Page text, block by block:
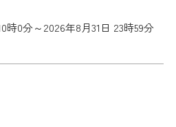
時0分～2026年8月31日 23時59分